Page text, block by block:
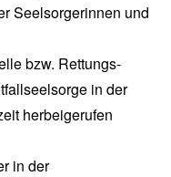
Seelsorgerinnen und
bzw. Rettungs-
in der
herbeigerufen
in der